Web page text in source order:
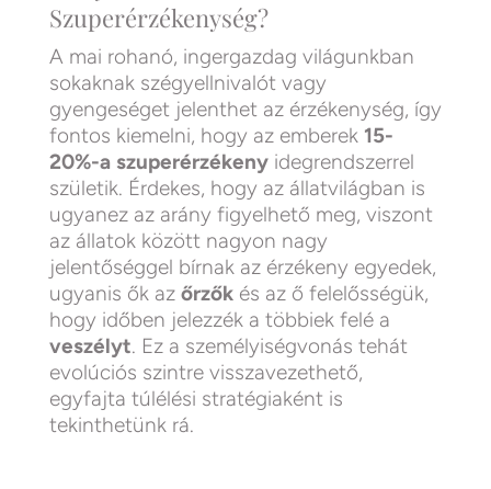
Szuperérzékenység?
A mai rohanó, ingergazdag világunkban
sokaknak szégyellnivalót vagy
gyengeséget jelenthet az érzékenység, így
fontos kiemelni, hogy az emberek 15-
20%-a szuperérzékenyidegrendszerrel
születik. Érdekes, hogy az állatvilágban is
ugyanez az arány figyelhető meg, viszont
az állatok között nagyon nagy
jelentőséggel bírnak az érzékeny egyedek,
ugyanis ők azőrzőkés az ő felelősségük,
hogy időben jelezzék a többiek felé a
veszélyt. Ez a személyiségvonás tehát
evolúciós szintre visszavezethető,
egyfajta túlélési stratégiaként is
tekinthetünk rá.